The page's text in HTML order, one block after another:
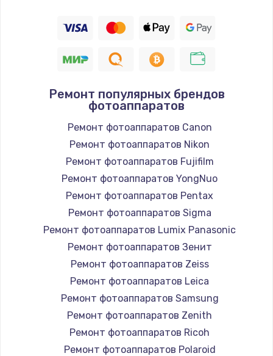
Ремонт популярных брендов
фотоаппаратов
Ремонт фотоаппаратов Canon
Ремонт фотоаппаратов Nikon
Ремонт фотоаппаратов Fujifilm
Ремонт фотоаппаратов YongNuo
Ремонт фотоаппаратов Pentax
Ремонт фотоаппаратов Sigma
Ремонт фотоаппаратов Lumix Panasonic
Ремонт фотоаппаратов Зенит
Ремонт фотоаппаратов Zeiss
Ремонт фотоаппаратов Leica
Ремонт фотоаппаратов Samsung
Ремонт фотоаппаратов Zenith
Ремонт фотоаппаратов Ricoh
Ремонт фотоаппаратов Polaroid